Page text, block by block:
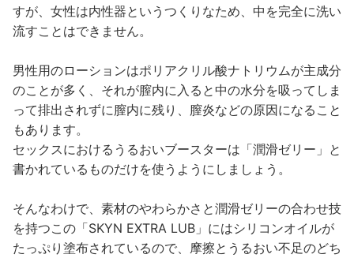
すが、女性は内性器というつくりなため、中を完全に洗い
流すことはできません。
男性用のローションはポリアクリル酸ナトリウムが主成分
のことが多く、それが膣内に入ると中の水分を吸ってしま
って排出されずに膣内に残り、膣炎などの原因になること
もあります。
セックスにおけるうるおいブースターは「潤滑ゼリー」と
書かれているものだけを使うようにしましょう。
そんなわけで、素材のやわらかさと潤滑ゼリーの合わせ技
を持つこの「SKYN EXTRA LUB」にはシリコンオイルが
たっぷり塗布されているので、摩擦とうるおい不足のどち